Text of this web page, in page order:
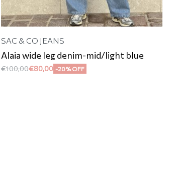
SAC & CO JEANS
Alaia wide leg denim-mid/light blue
€100,00€80,00 -20% OFF